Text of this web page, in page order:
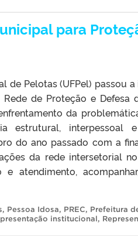
para
de Pelotas (UFPel) passou
de Proteção e Defesa
da
estrutural, interpessoal
do ano passado com a
da rede intersetorial
e atendimento,
, Pessoa Idosa, PREC, Prefeitura
institucional,